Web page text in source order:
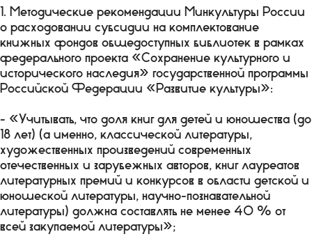
1. Методические рекомендации Минкультуры России
о расходовании субсидии на комплектование
книжных фондов общедоступных библиотек в рамках
федерального проекта «Сохранение культурного и
исторического наследия» государственной программы
Российской Федерации «Развитие культуры»:
- «Учитывать, что доля книг для детей и юношества (до
18 лет) (а именно, классической литературы,
художественных произведений современных
отечественных и зарубежных авторов, книг лауреатов
литературных премий и конкурсов в области детской и
юношеской литературы, научно-познавательной
литературы) должна составлять не менее 40 % от
всей закупаемой литературы»;